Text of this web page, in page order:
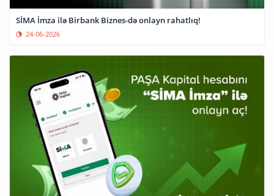
SİMA İmza ilə Birbank Biznes-də onlayn rahatlıq!
24-06-2026